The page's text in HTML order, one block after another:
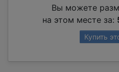
Вы можете
на этом месте за:
Купить